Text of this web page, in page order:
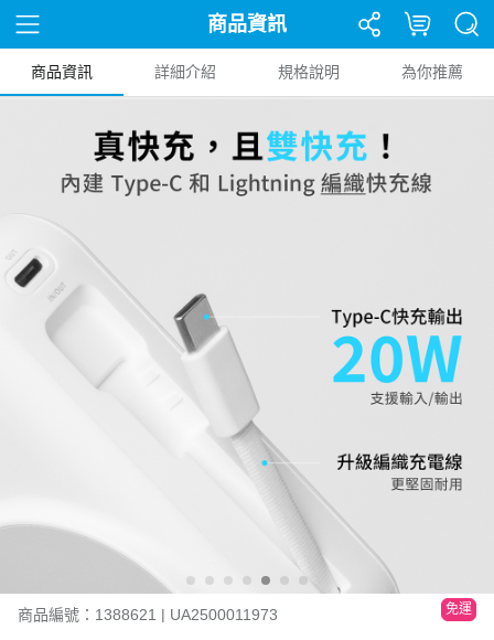
商品資訊
商品資訊 詳細介紹 規格說明 為你推薦
商品編號：1388621 | UA2500011973 免運